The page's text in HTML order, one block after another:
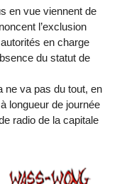
en vue viennent de
l’exclusion
en charge
du statut de
ne va pas du tout, en
longueur de journée
radio de la capitale